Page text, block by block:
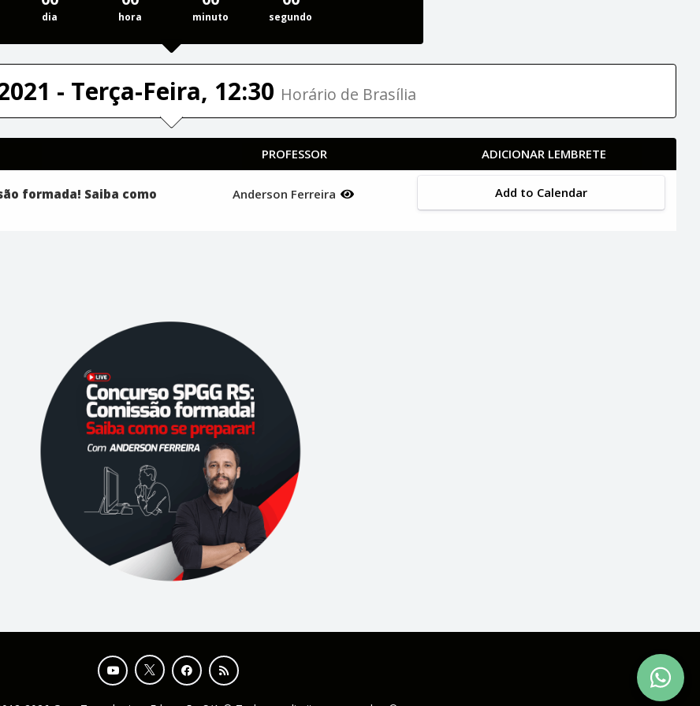
dia hora minuto segundo
- Terça-Feira, 12:30 Horário de Brasília
PROFESSOR ADICIONAR LEMBRETE
formada! Saiba como
Anderson Ferreira Add to Calendar